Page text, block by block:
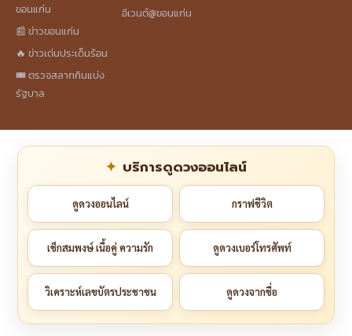
ขอนแก่น
📰 ข่าวขอนแก่น
🔥 ข่าวเด่นประเด็นร้อน
🎟️ ตรวจสลากกินแบ่ง
รัฐบาล
อีเวนต์@ขอนแก่น
บริการดูดวงออนไลน์
ดูดวงออนไลน์ กราฟชีวิต
เช็กสมพงษ์ เนื้อคู่ ความรัก ดูดวงเบอร์โทรศัพท์
วิเคราะห์เลขบัตรประชาชน ดูดวงจากชื่อ